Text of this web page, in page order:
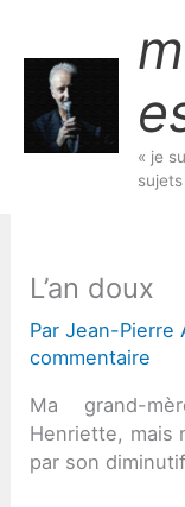
contenu
« je
sujets
L’an doux
ParJean-Pierre
commentaire
Ma grand-
Henriette, mais
par son